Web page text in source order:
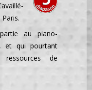
au piano-
et qui pourtant
de